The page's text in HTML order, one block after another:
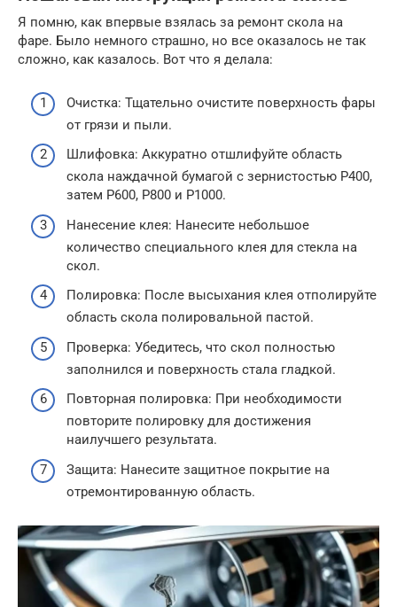
Я помню, как впервые взялась за ремонт скола на
фаре. Было немного страшно, но все оказалось не так
сложно, как казалось. Вот что я делала:
Очистка: Тщательно очистите поверхность фары
от грязи и пыли.
Шлифовка: Аккуратно отшлифуйте область
скола наждачной бумагой с зернистостью P400,
затем P600, P800 и P1000.
Нанесение клея: Нанесите небольшое
количество специального клея для стекла на
скол.
Полировка: После высыхания клея отполируйте
область скола полировальной пастой.
Проверка: Убедитесь, что скол полностью
заполнился и поверхность стала гладкой.
Повторная полировка: При необходимости
повторите полировку для достижения
наилучшего результата.
Защита: Нанесите защитное покрытие на
отремонтированную область.